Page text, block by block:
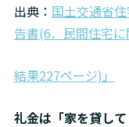
出典： 国土交通省
告書(6．民間住宅に
結果227ページ)」
礼金は「家を貸し